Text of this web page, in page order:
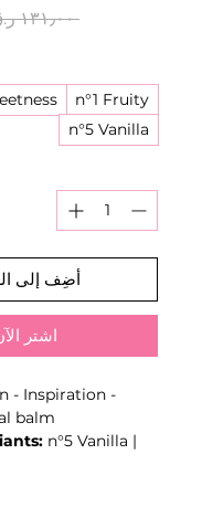
‏١٣١٫٠٠ ر.ق.‏
n°1 Fruity
n°5 Vanilla
أضِف إلى
اشترِ
- Inspiration -
balm
n°5 Vanilla |